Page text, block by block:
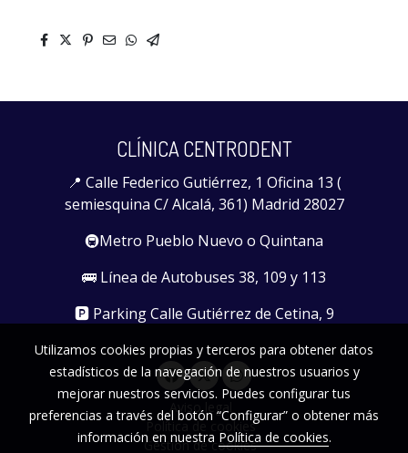
CLÍNICA CENTRODENT
📍 Calle Federico Gutiérrez, 1 Oficina 13 (
semiesquina C/ Alcalá, 361) Madrid 28027
🚇Metro Pueblo Nuevo o Quintana
🚌 Línea de Autobuses 38, 109 y 113
🅿️ Parking Calle Gutiérrez de Cetina, 9
Aviso legal
Política de cookies
Gestión de cookies
Utilizamos cookies propias y terceros para obtener datos
estadísticos de la navegación de nuestros usuarios y
mejorar nuestros servicios. Puedes configurar tus
preferencias a través del botón “Configurar” o obtener más
información en nuestra Política de cookies.